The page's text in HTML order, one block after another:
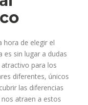
hora de elegir el
es sin lugar a dudas
para los
diferentes, únicos
las diferencias
atraen a estos